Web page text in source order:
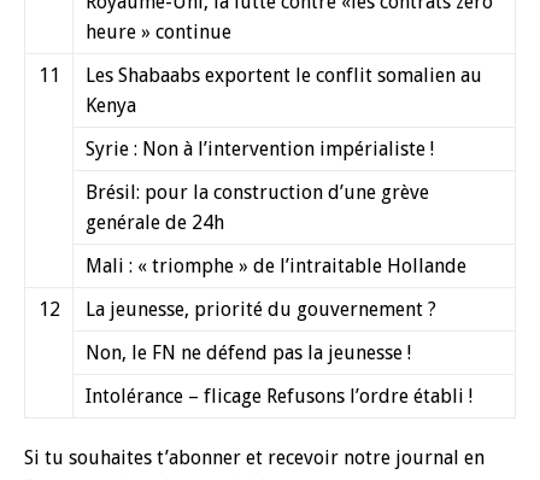
heure » continue
11
Les Shabaabs exportent le conflit somalien au
Kenya
Syrie : Non à l’intervention impérialiste !
Brésil: pour la construction d’une grève
genérale de 24h
Mali : « triomphe » de l’intraitable Hollande
12
La jeunesse, priorité du gouvernement ?
Non, le FN ne défend pas la jeunesse !
Intolérance – flicage Refusons l’ordre établi !
Si tu souhaites t’abonner et recevoir notre journal en